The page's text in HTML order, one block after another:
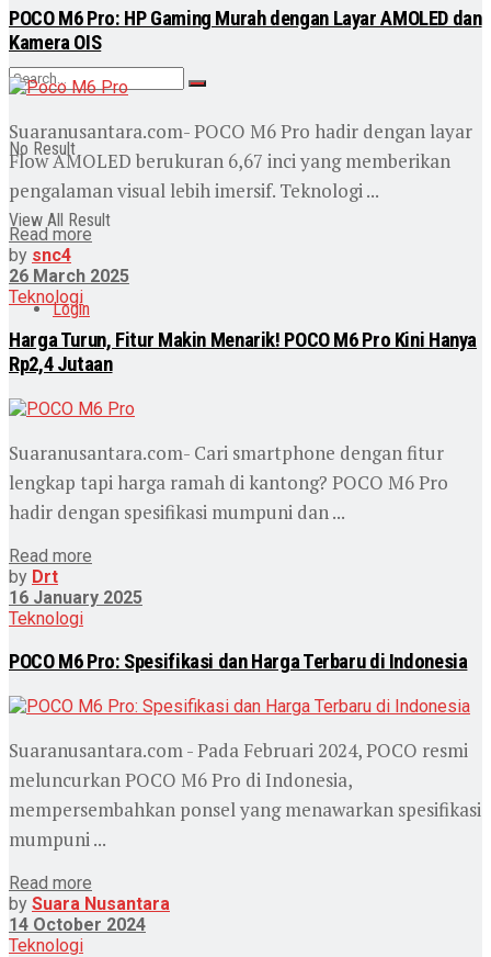
No Result
View All Result
Login
POCO M6 Pro: HP Gaming Murah dengan Layar AMOLED dan
Kamera OIS
Suaranusantara.com- POCO M6 Pro hadir dengan layar
Flow AMOLED berukuran 6,67 inci yang memberikan
pengalaman visual lebih imersif. Teknologi ...
Read more
by snc4
26 March 2025
Teknologi
Harga Turun, Fitur Makin Menarik! POCO M6 Pro Kini Hanya
Rp2,4 Jutaan
Suaranusantara.com- Cari smartphone dengan fitur
lengkap tapi harga ramah di kantong? POCO M6 Pro
hadir dengan spesifikasi mumpuni dan ...
Read more
by Drt
16 January 2025
Teknologi
POCO M6 Pro: Spesifikasi dan Harga Terbaru di Indonesia
Suaranusantara.com - Pada Februari 2024, POCO resmi
meluncurkan POCO M6 Pro di Indonesia,
mempersembahkan ponsel yang menawarkan spesifikasi
mumpuni ...
Read more
by Suara Nusantara
14 October 2024
Teknologi